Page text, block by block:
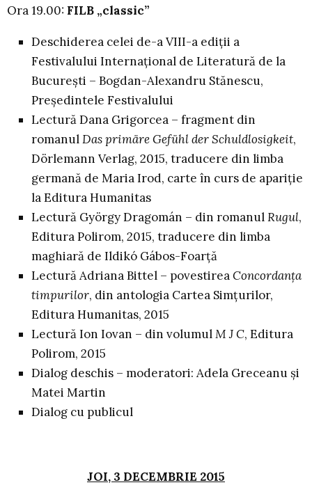
Ora 19.00: FILB „classic”
Deschiderea celei de-a VIII-a ediții a
Festivalului Internațional de Literatură de la
București – Bogdan-Alexandru Stănescu,
Președintele Festivalului
Lectură Dana Grigorcea – fragment din
romanulDas primäre Gefühl der Schuldlosigkeit,
Dörlemann Verlag, 2015, traducere din limba
germană de Maria Irod, carte în curs de apariţie
la Editura Humanitas
Lectură György Dragomán – din romanulRugul,
Editura Polirom, 2015, traducere din limba
maghiară de Ildikó Gábos-Foarță
Lectură Adriana Bittel – povestireaConcordanţa
timpurilor, din antologia Cartea Simţurilor,
Editura Humanitas, 2015
Lectură Ion Iovan – din volumulM J C, Editura
Polirom, 2015
Dialog deschis – moderatori: Adela Greceanu și
Matei Martin
Dialog cu publicul
JOI, 3 DECEMBRIE 2015